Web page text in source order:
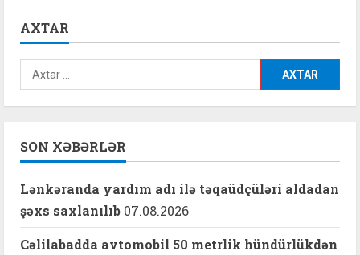
AXTAR
Axtarış:
SON XƏBƏRLƏR
Lənkəranda yardım adı ilə təqaüdçüləri aldadan
şəxs saxlanılıb 07.08.2026
Cəlilabadda avtomobil 50 metrlik hündürlükdən